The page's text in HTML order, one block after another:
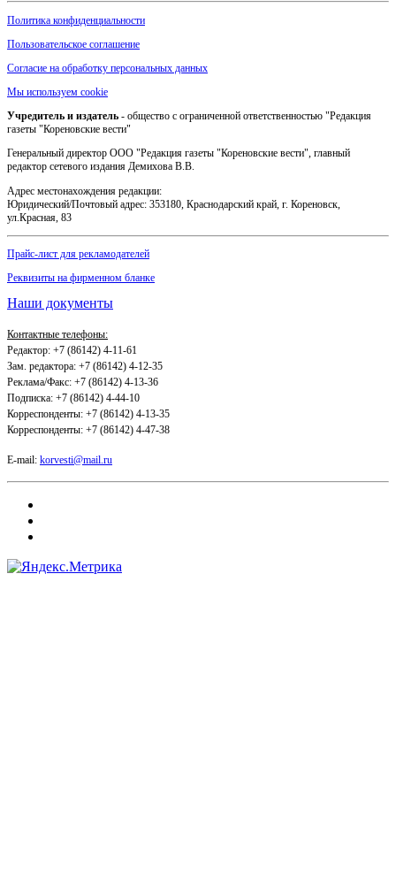
Политика конфиденциальности
Пользовательское соглашение
Согласие на обработку персональных данных
Мы используем cookie
Учредитель и издатель - общество с ограниченной ответственностью "Редакция
газеты "Кореновские вести"
Генеральный директор ООО "Редакция газеты "Кореновские вести", главный
редактор сетевого издания Демихова В.В.
Адрес местонахождения редакции:
Юридический/Почтовый адрес: 353180, Краснодарский край, г. Кореновск,
ул.Красная, 83
Прайс-лист для рекламодателей
Реквизиты на фирменном бланке
Наши документы
Контактные телефоны:
Редактор: +7 (86142) 4-11-61
Зам. редактора: +7 (86142) 4-12-35
Реклама/Факс: +7 (86142) 4-13-36
Подписка: +7 (86142) 4-44-10
Корреспонденты: +7 (86142) 4-13-35
Корреспонденты: +7 (86142) 4-47-38
E-mail: korvesti@mail.ru